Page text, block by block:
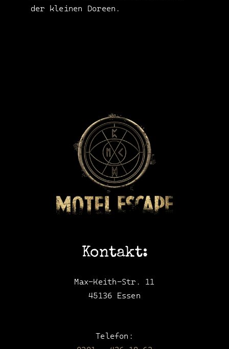
der kleinen Doreen.
Kontakt:
Max-Keith-Str. 11
45136 Essen
Telefon: